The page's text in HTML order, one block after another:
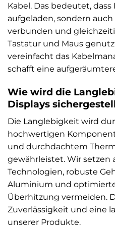
Kabel. Das bedeutet,
aufgeladen, sondern
verbunden und
Tastatur und Maus
vereinfacht das
schafft eine
Wie wird die
Displays
Die Langlebigkeit wird
hochwertigen
und durchdachtem
gewährleistet. Wir setzen
Technologien, robuste
Aluminium und
Überhitzung vermeiden.
Zuverlässigkeit und eine
unserer Produkte.